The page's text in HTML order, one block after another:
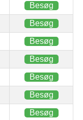
Besøg
Besøg
Besøg
Besøg
Besøg
Besøg
Besøg